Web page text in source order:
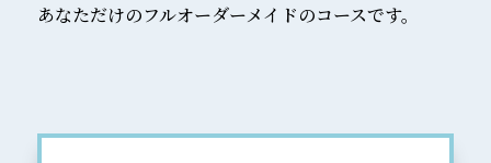
あなただけのフルオーダーメイドのコースです。